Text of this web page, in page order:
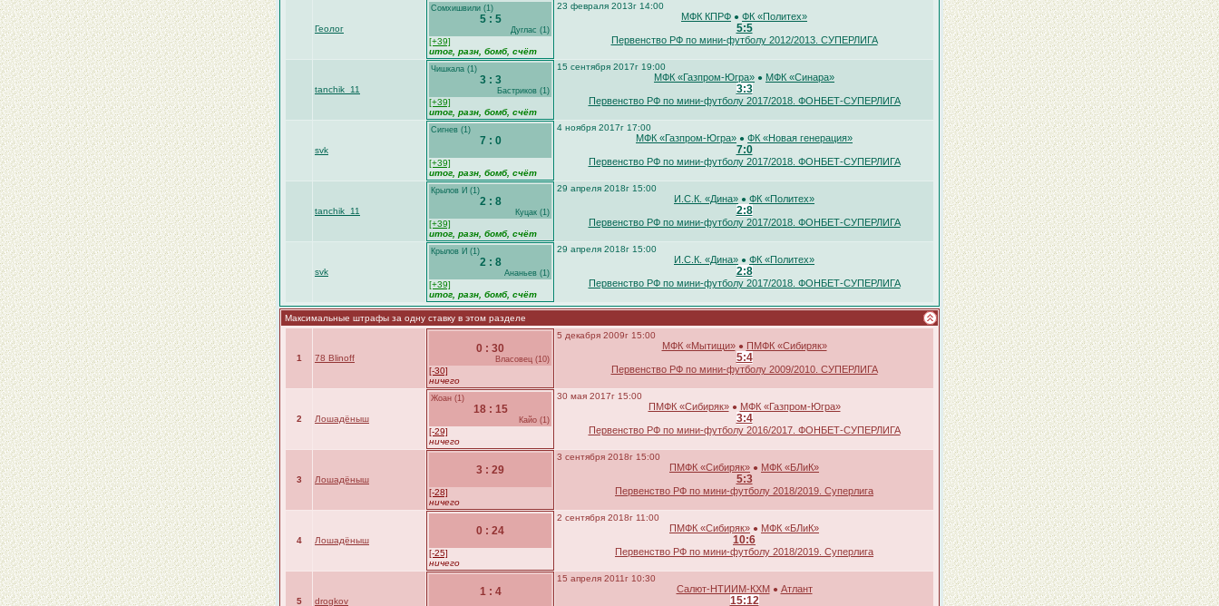
Геолог
Сомхишвили (1)
5 : 5
Дуглас (1)
[+39]
итог, разн, бомб, счёт
23 февраля 2013г 14:00
МФК КПРФ ● ФК «Политех»
5:5
Первенство РФ по мини-футболу 2012/2013. СУПЕРЛИГА
tanchik_11
Чишкала (1)
3 : 3
Бастриков (1)
[+39]
итог, разн, бомб, счёт
15 сентября 2017г 19:00
МФК «Газпром-Югра» ● МФК «Синара»
3:3
Первенство РФ по мини-футболу 2017/2018. ФОНБЕТ-СУПЕРЛИГА
svk
Сигнев (1)
7 : 0
[+39]
итог, разн, бомб, счёт
4 ноября 2017г 17:00
МФК «Газпром-Югра» ● ФК «Новая генерация»
7:0
Первенство РФ по мини-футболу 2017/2018. ФОНБЕТ-СУПЕРЛИГА
tanchik_11
Крылов И (1)
2 : 8
Куцак (1)
[+39]
итог, разн, бомб, счёт
29 апреля 2018г 15:00
И.С.К. «Дина» ● ФК «Политех»
2:8
Первенство РФ по мини-футболу 2017/2018. ФОНБЕТ-СУПЕРЛИГА
svk
Крылов И (1)
2 : 8
Ананьев (1)
[+39]
итог, разн, бомб, счёт
29 апреля 2018г 15:00
И.С.К. «Дина» ● ФК «Политех»
2:8
Первенство РФ по мини-футболу 2017/2018. ФОНБЕТ-СУПЕРЛИГА
Максимальные штрафы за одну ставку в этом разделе
1 78 Blinoff
0 : 30
Власовец (10)
[-30]
ничего
5 декабря 2009г 15:00
МФК «Мытищи»● ПМФК «Сибиряк»
5:4
Первенство РФ по мини-футболу 2009/2010. СУПЕРЛИГА
2 Лошадёныш
Жоан (1)
18 : 15
Кайо (1)
[-29]
ничего
30 мая 2017г 15:00
ПМФК «Сибиряк»● МФК «Газпром-Югра»
3:4
Первенство РФ по мини-футболу 2016/2017. ФОНБЕТ-СУПЕРЛИГА
3 Лошадёныш
3 : 29
[-28]
ничего
3 сентября 2018г 15:00
ПМФК «Сибиряк» ● МФК «БЛиК»
5:3
Первенство РФ по мини-футболу 2018/2019. Суперлига
4 Лошадёныш
0 : 24
[-25]
ничего
2 сентября 2018г 11:00
ПМФК «Сибиряк» ● МФК «БЛиК»
10:6
Первенство РФ по мини-футболу 2018/2019. Суперлига
5 drogkov
1 : 4
15 апреля 2011г 10:30
Салют-НТИИМ-КХМ ● Атлант
15:12